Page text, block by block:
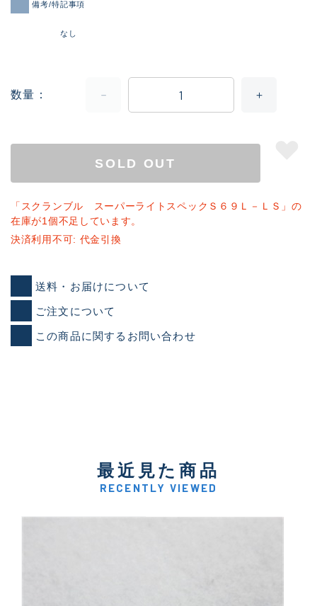
備考/特記事項
なし
数量
SOLD OUT
「スクランブル スーパーライトスペックＳ６９Ｌ－ＬＳ」の
在庫が1個不足しています。
決済利用不可: 代金引換
送料・お届けについて
ご注文について
この商品に関するお問い合わせ
最近見た商品
RECENTLY VIEWED